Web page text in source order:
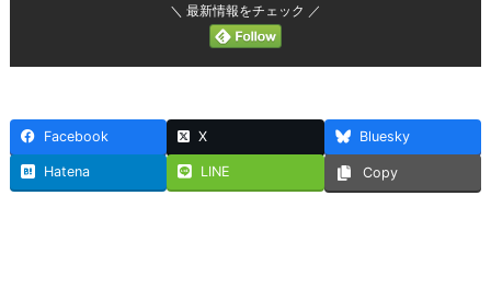
＼ 最新情報をチェック ／
Facebook X Bluesky
Hatena LINE Copy